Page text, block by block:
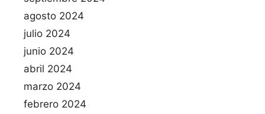
agosto 2024
julio 2024
junio 2024
abril 2024
marzo 2024
febrero 2024